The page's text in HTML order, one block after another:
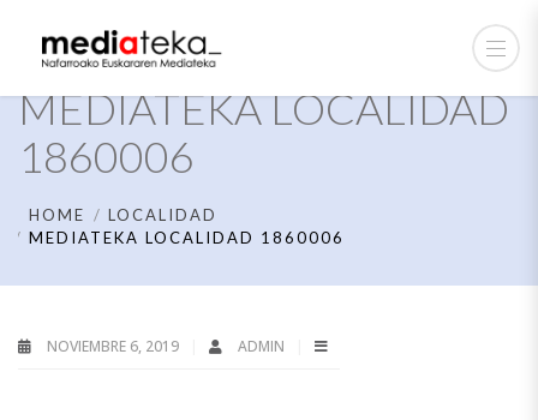
MEDIATEKA LOCALIDAD
1860006
HOME
LOCALIDAD
MEDIATEKA LOCALIDAD 1860006
NOVIEMBRE 6, 2019 ADMIN